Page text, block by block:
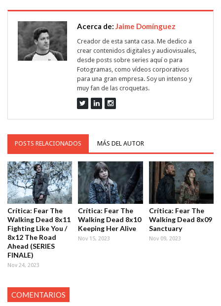
Acerca de: Jaime Domínguez
Creador de esta santa casa. Me dedico a
crear contenidos digitales y audiovisuales,
desde posts sobre series aquí o para
Fotogramas, como vídeos corporativos
para una gran empresa. Soy un intenso y
muy fan de las croquetas.
POSTS RELACIONADOS MÁS DEL AUTOR
Crítica: Fear The
Walking Dead 8x11
Fighting Like You /
8x12 The Road
Ahead (SERIES
FINALE)
Nov 24, 2023
Crítica: Fear The
Walking Dead 8x10
Keeping Her Alive
Nov 15, 2023
Crítica: Fear The
Walking Dead 8x09
Sanctuary
Nov 09, 2023
COMENTARIOS